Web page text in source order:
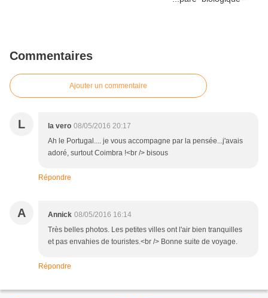
Commentaires
Ajouter un commentaire
L la vero 08/05/2016 20:17
Ah le Portugal.... je vous accompagne par la pensée...j'avais
adoré, surtout Coimbra !<br /> bisous
Répondre
A Annick 08/05/2016 16:14
Très belles photos. Les petites villes ont l'air bien tranquilles
et pas envahies de touristes.<br /> Bonne suite de voyage.
Répondre